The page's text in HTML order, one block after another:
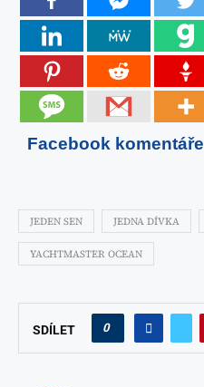
Facebook komentáře
JEDEN SEN JEDNA DÍVKA
YACHTMASTER OCEAN
SDÍLET 0